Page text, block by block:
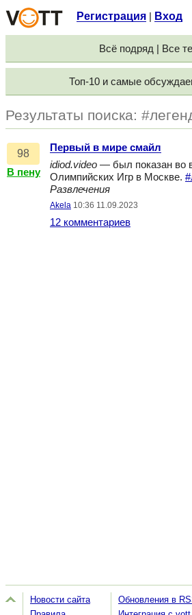
Регистрация Вход
Всё подряд | Все
Топ-10 и самые
Результаты поиска:
98
В пену
Первый в мире смайл
idiod.video — был показан во
Олимпийских Игр в Москве.
Развлечения
Akela 10:36 11.09.2023
12 комментариев
Новости сайта
Обновления в